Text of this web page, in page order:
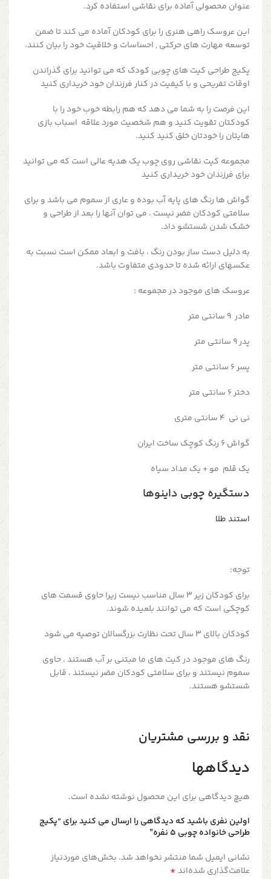
عنوان محصولی آماده برای نقاشی استفاده کرد.
این عروسک راهی هنری را برای کودکان آماده می کند تا ضمن
توسعه مهارت های حرکتی , احساسات و خلاقیت خود را بیان کنند.
پکیج طراحی کیت های چوبی کودک که می توانید برای گذراندن
اوقات تفریحی و با کیفیت در کنار فرزندان خود خریداری کنید
این فرصت را به شما می دهد که هم رابطه خوب خود را با
کودکتان تقویت کنید و هم شخصیت مورد علاقه اسباب بازی
هایتان را خودتان خلق کنید کنید.
مجموعه کیت نقاشی روی چوب یک هدیه عالی است که می توانید
برای فرزندان خود خریداری کنید
گواش ها رنگ های پایه آب بوده و عاری از سموم می باشد و برای
سلامتی کودکان مضر نیست ، می توان آنها را بعد از طراحی و
خشک شدن شستشو داد.
به دلیل دست ساز بودن رنگ ، بافت و ابعاد ممکن است نسبت به
عکسهای ارائه شده تا حدودی متفاوت باشد.
عروسک های موجود در مجموعه :
مادر ۹ سانتی متر
پدر ۹ سانتی متر
پسر ۶ سانتی متر
دختر ۶ سانتی متر
نی نی ۴ سانتی متری
گواش ۶ رنگ کوچک ساخت ایران
یک قلم مو + یک مداد سیاه
دستگیره چوبی داینوها
استند طلا
توجه:
برای کودکان زیر 3 سال مناسب نیست زیرا حاوی قسمت های
کوچکی است که می توانند بلعیده شوند.
کودکان بالای 3 سال تحت نظارت بزرگسالان توصیه می شود
رنگ های موجود در کیت های ما مبتنی بر آب هستند ، حاوی
سموم نیستند و برای سلامتی کودکان مضر نیستند ، قابل
شستشو هستند.
نقد و بررسی مشتریان
دیدگاهها
هیچ دیدگاهی برای این محصول نوشته نشده است.
اولین نفری باشید که دیدگاهی را ارسال می کنید برای “پکیج
طراحی خانواده چوبی ۵ نفره”
نشانی ایمیل شما منتشر نخواهد شد. بخش‌های موردنیاز
علامت‌گذاری شده‌اند*